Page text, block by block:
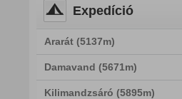
Expedíció
Ararát (5137m)
Damavand (5671m)
Kilimandzsáró (5895m)